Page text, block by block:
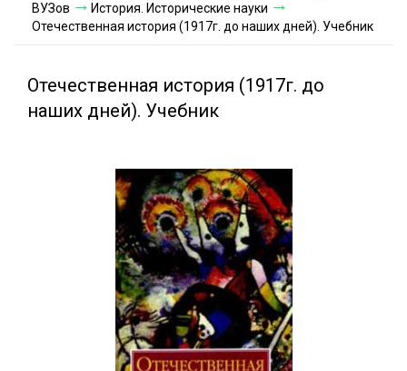
Условия оплаты
Акции и скидки
ВУЗов
История. Исторические науки
Отечественная история (1917г. до наших дней). Учебник
Отечественная история (1917г. до
наших дней). Учебник